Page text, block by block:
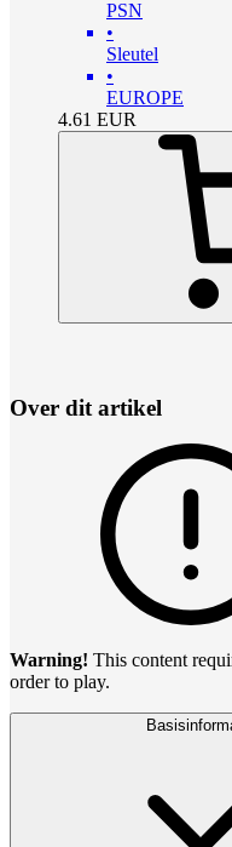
PSN
•
Sleutel
•
EUROPE
4.61 EUR
Over dit artikel
Warning! This content
order to play.